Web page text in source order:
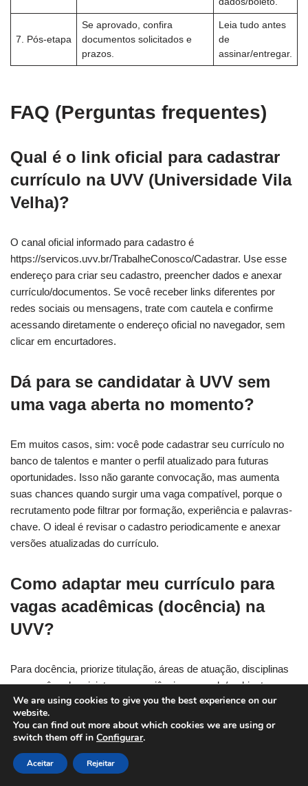
7. Pós-etapa
Se aprovado, confira
documentos solicitados e
prazos.
Leia tudo antes
de
assinar/entregar.
FAQ (Perguntas frequentes)
Qual é o link oficial para cadastrar
currículo na UVV (Universidade Vila
Velha)?
O canal oficial informado para cadastro é
https://servicos.uvv.br/TrabalheConosco/Cadastrar. Use esse
endereço para criar seu cadastro, preencher dados e anexar
currículo/documentos. Se você receber links diferentes por
redes sociais ou mensagens, trate com cautela e confirme
acessando diretamente o endereço oficial no navegador, sem
clicar em encurtadores.
Dá para se candidatar à UVV sem
uma vaga aberta no momento?
Em muitos casos, sim: você pode cadastrar seu currículo no
banco de talentos e manter o perfil atualizado para futuras
oportunidades. Isso não garante convocação, mas aumenta
suas chances quando surgir uma vaga compatível, porque o
recrutamento pode filtrar por formação, experiência e palavras-
chave. O ideal é revisar o cadastro periodicamente e anexar
versões atualizadas do currículo.
Como adaptar meu currículo para
vagas acadêmicas (docência) na
UVV?
Para docência, priorize titulação, áreas de atuação, disciplinas
que você pode ministrar e experiências em sala/ambiente
virtual. Se tiver, inclua link do Currículo Lattes e produções
relevantes (sem exagero). Organize por blocos: formação,
experiência docente, experiência profissional na área,
projetos/pesquisa/extensão e certificações. Evite um currículo
“genérico de mercado” sem evidências de atuação acadêmica.
We are using cookies to give you the best experience on our
website.
You can find out more about which cookies we are using or
switch them off in Configurar.
Aceitar Rejeitar